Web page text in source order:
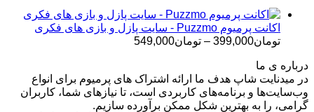
تومان699,000
اکانت پرمیوم Puzzmo - سایت پازل و بازی های فکری
تومان399,000
– تومان549,000
تا
تومان549,000
درباره ی ما
در میدنایت شاپ هدف ما ارائه اشتراک های پرمیوم برای انواع
وب‌سایت‌ها و برنامه‌های کاربردی است، تا نیازهای شما، کاربران
گرامی، را به بهترین شکل ممکن برآورده سازیم.